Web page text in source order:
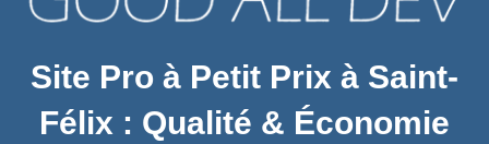
Site Pro à Petit Prix à Saint-
Félix : Qualité & Économie